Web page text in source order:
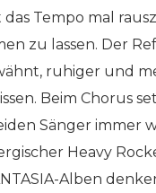
Tempo mal
zu lassen. Der
ruhiger und
Beim Chorus
Sänger immer
Heavy
Alben